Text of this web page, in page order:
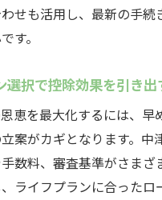
せも活用し、最新の手続
す。
選択で控除効果を引き出
恵を最大化するには、早
案がカギとなります。中
数料、審査基準がさまざ
ライフプランに合ったロ